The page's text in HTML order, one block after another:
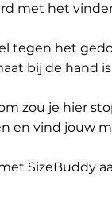
met het
tegen het
bij de hand
zou je hier
en vind jouw
SizeBuddy